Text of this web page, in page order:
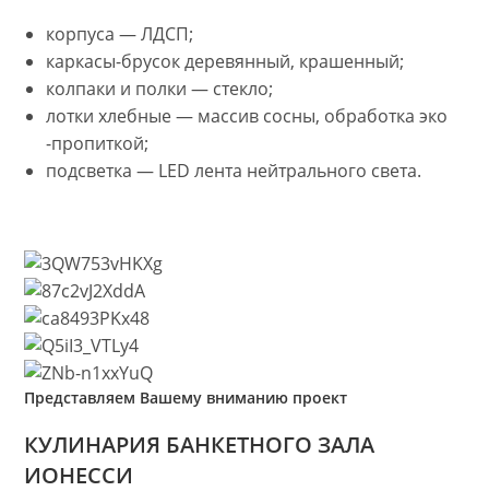
корпуса — ЛДСП;
каркасы-брусок деревянный, крашенный;
колпаки и полки — стекло;
лотки хлебные — массив сосны, обработка эко
-пропиткой;
подсветка — LED лента нейтрального света.
Представляем Вашему вниманию проект
КУЛИНАРИЯ БАНКЕТНОГО ЗАЛА
ИОНЕССИ